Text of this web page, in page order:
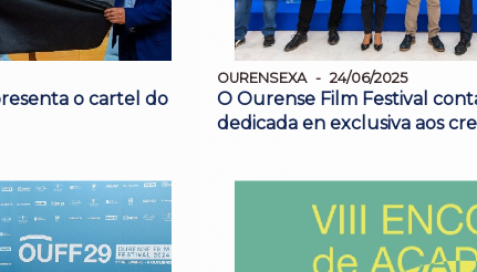
o cartel do
OURENSEXA 24/06/2025
O Ourense Film Festival
dedicada en exclusiva aos